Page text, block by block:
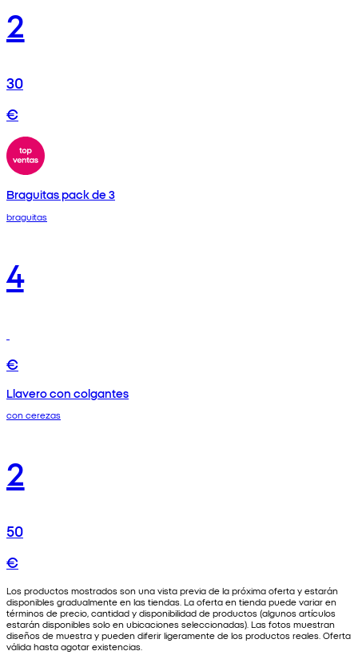
2
30
€
Braguitas pack de 3
braguitas
4
€
Llavero con colgantes
con cerezas
2
50
€
Los productos mostrados son una vista previa de la próxima oferta y estarán
disponibles gradualmente en las tiendas. La oferta en tienda puede variar en
términos de precio, cantidad y disponibilidad de productos (algunos artículos
estarán disponibles solo en ubicaciones seleccionadas). Las fotos muestran
diseños de muestra y pueden diferir ligeramente de los productos reales. Oferta
válida hasta agotar existencias.